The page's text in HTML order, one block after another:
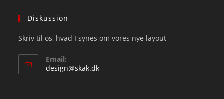
in
new
tab
in
new
new
Diskussion
Skriv til os, hvad I synes om vores nye layout
Email:
design@skak.dkOpens